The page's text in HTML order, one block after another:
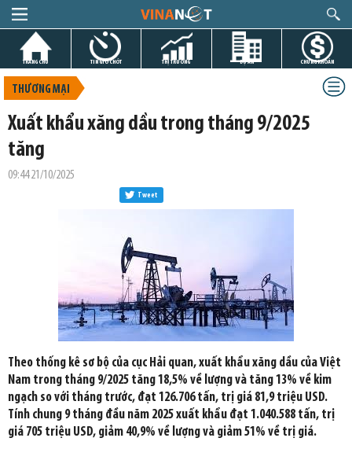
TRANG CHỦ TIN GIỜ CHÓT THỊ TRƯỜNG DỰ ÁN CHỨNG KHOÁN
THƯƠNG MẠI
Xuất khẩu xăng dầu trong tháng 9/2025
tăng
09:44 21/10/2025
Tweet
Theo thống kê sơ bộ của cục Hải quan, xuất khẩu xăng dầu của Việt
Nam trong tháng 9/2025 tăng 18,5% về lượng và tăng 13% về kim
ngạch so với tháng trước, đạt 126.706 tấn, trị giá 81,9 triệu USD.
Tính chung 9 tháng đầu năm 2025 xuất khẩu đạt 1.040.588 tấn, trị
giá 705 triệu USD, giảm 40,9% về lượng và giảm 51% về trị giá.